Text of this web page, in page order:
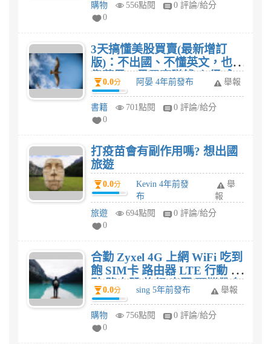
購物 556點閱
0 評論/給分
0
3天搞懂美股買賣(最新增訂
版)：不出國、不懂英文，也能
靠蘋果、星巴克賺錢!心得感
想?
0.0分 阿晏 4年前發布 舉報
書籍 701點閱
0 評論/給分
0
打疫苗會有副作用嗎? 想出國
旅遊
0.0分
Kevin 4年前發
布
舉
報
旅遊
694點閱
0 評論/給分
0
合勤 Zyxel 4G 上網 WiFi 吃到
飽 SIM卡 路由器 LTE 行動 熱
點 路由器 旅行 出國 可攜帶 無
線網路 WAH-7706評價好不
好?
0.0分 sing 5年前發布 舉報
購物 756點閱
0 評論/給分
0